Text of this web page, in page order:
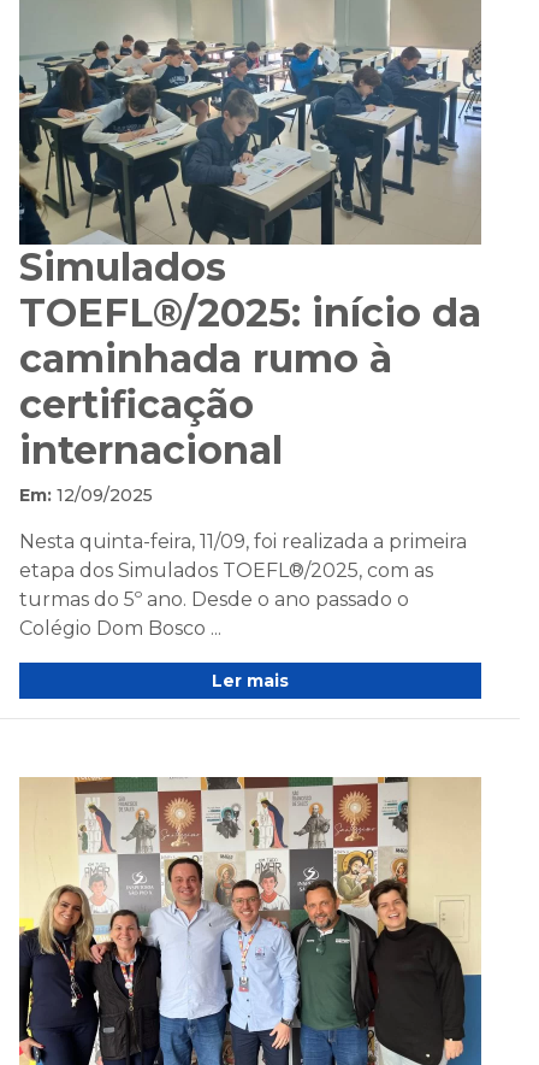
Simulados
TOEFL®/2025: início da
caminhada rumo à
certificação
internacional
Em: 12/09/2025
Nesta quinta-feira, 11/09, foi realizada a primeira
etapa dos Simulados TOEFL®/2025, com as
turmas do 5º ano. Desde o ano passado o
Colégio Dom Bosco ...
Ler mais